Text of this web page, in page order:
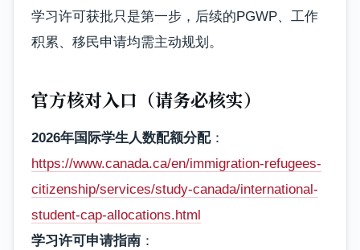
学习许可获批只是第一步，后续的PGWP、工作
积累、移民申请均需主动规划。
官方核对入口（请务必核实）
2026年国际学生人数配额分配：
https://www.canada.ca/en/immigration-refugees-
citizenship/services/study-canada/international-
student-cap-allocations.html
学习许可申请指南 ：